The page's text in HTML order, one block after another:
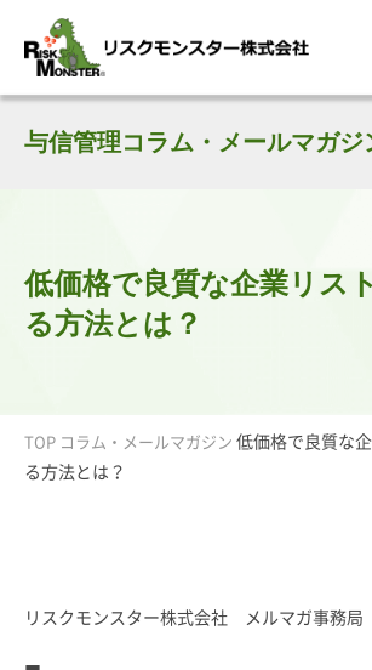
サービス紹介
選ばれる理由
知る・学ぶ
導入事例
企業情報
採用情報
IR情報
お問い合わせ
0120-259-
平日9:00-18:00(土日祝
与信管理コラム・メールマガジ
低価格で良質な企業リス
る方法とは？
TOP コラム・メールマガジン 低価格で良質な
る方法とは？
リスクモンスター株式会社 メルマガ事務局